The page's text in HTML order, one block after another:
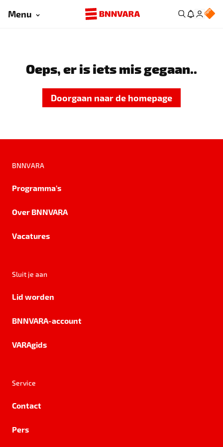
Menu
Oeps, er is iets mis gegaan..
Doorgaan naar de homepage
BNNVARA
Programma's
Over BNNVARA
Vacatures
Sluit je aan
Lid worden
BNNVARA-account
VARAgids
Service
Contact
Pers